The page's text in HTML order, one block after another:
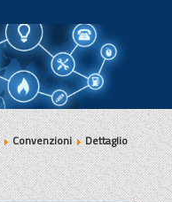
|||
Convenzioni Dettaglio